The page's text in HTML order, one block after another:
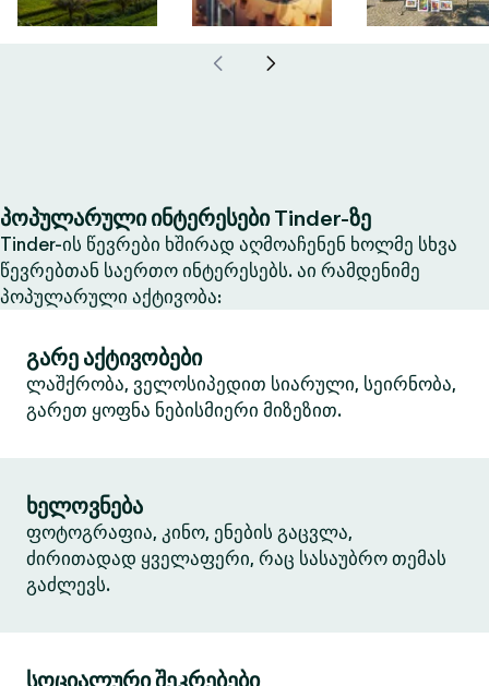
პოპულარული ინტერესები Tinder-ზე
Tinder-ის წევრები ხშირად აღმოაჩენენ ხოლმე სხვა
წევრებთან საერთო ინტერესებს. აი რამდენიმე
პოპულარული აქტივობა:
გარე აქტივობები
ლაშქრობა, ველოსიპედით სიარული, სეირნობა,
გარეთ ყოფნა ნებისმიერი მიზეზით.
ხელოვნება
ფოტოგრაფია, კინო, ენების გაცვლა,
ძირითადად ყველაფერი, რაც სასაუბრო თემას
გაძლევს.
სოციალური შეკრებები